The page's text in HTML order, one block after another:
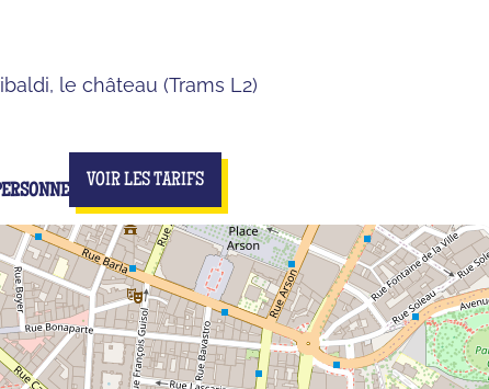
le château (Trams L2)
VOIR LES TARIFS